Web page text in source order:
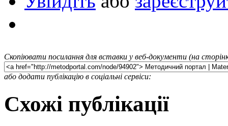
Скопіювати посилання для вставки у веб-документи (на
або додати публікацію в соціальні сервіси:
Схожі публікації